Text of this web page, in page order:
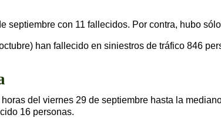
septiembre con 11 fallecidos. Por contra, hubo
han fallecido en siniestros de tráfico 846
del viernes 29 de septiembre hasta la
16 personas.